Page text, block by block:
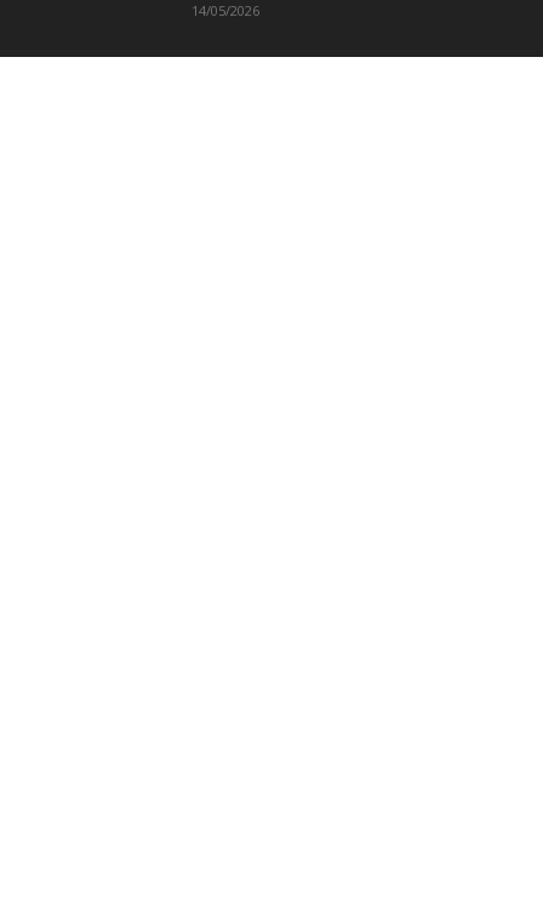
14/05/2026